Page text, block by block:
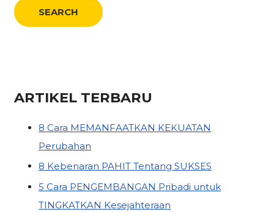
ARTIKEL TERBARU
8 Cara MEMANFAATKAN KEKUATAN
Perubahan
8 Kebenaran PAHIT Tentang SUKSES
5 Cara PENGEMBANGAN Pribadi untuk
TINGKATKAN Kesejahteraan